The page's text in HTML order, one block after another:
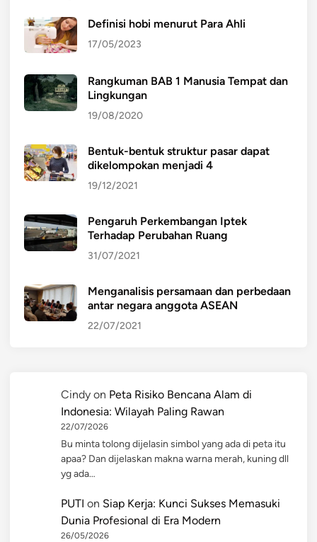
Definisi hobi menurut Para Ahli
17/05/2023
Rangkuman BAB 1 Manusia Tempat dan
Lingkungan
19/08/2020
Bentuk-bentuk struktur pasar dapat
dikelompokan menjadi 4
19/12/2021
Pengaruh Perkembangan Iptek
Terhadap Perubahan Ruang
31/07/2021
Menganalisis persamaan dan perbedaan
antar negara anggota ASEAN
22/07/2021
Cindy on Peta Risiko Bencana Alam di
Indonesia: Wilayah Paling Rawan
22/07/2026
Bu minta tolong dijelasin simbol yang ada di peta itu
apaa? Dan dijelaskan makna warna merah, kuning dll
yg ada…
PUTI on Siap Kerja: Kunci Sukses Memasuki
Dunia Profesional di Era Modern
26/05/2026